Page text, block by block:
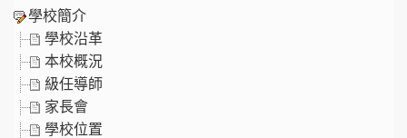
學校簡介
學校沿革
本校概況
級任導師
家長會
學校位置